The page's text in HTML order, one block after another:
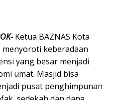
Ketua BAZNAS Kota
menyoroti keberadaan
yang besar menjadi
umat. Masjid bisa
pusat penghimpunan